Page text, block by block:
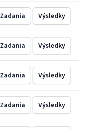
Zadania Výsledky
Zadania Výsledky
Zadania Výsledky
Zadania Výsledky